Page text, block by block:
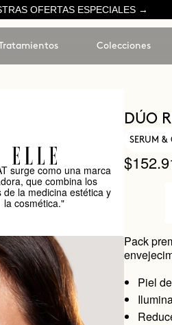
OFERTAS ESPECIALES →
Colecciones
surge como una marca
que combina los
de la medicina estética y
la cosmética."
DÚO
SERUM &
Pack
Piel